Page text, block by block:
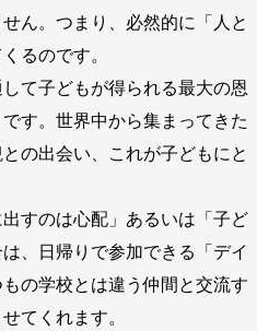
ん。つまり、必然的に「人と
るのです。
て子どもが得られる最大の恩
す。世界中から集まってきた
の出会い、これが子どもにと
すのは心配」あるいは「子ど
、日帰りで参加できる「デイ
の学校とは違う仲間と交流す
てくれます。